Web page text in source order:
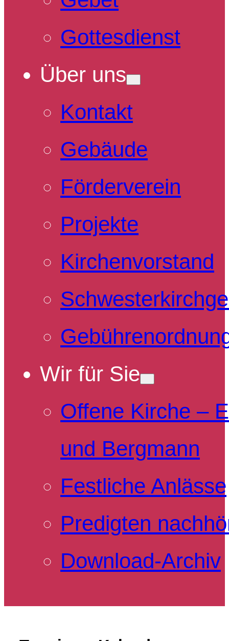
Gottesdienst
Über uns
Kontakt
Gebäude
Förderverein
Projekte
Kirchenvorstand
Wir für Sie
Offene Kirche –
und Bergmann
Festliche Anlässe
Predigten
Download-Archiv